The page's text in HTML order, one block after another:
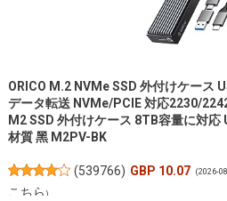
ORICO M.2 NVMe SSD 外付けケース
データ転送 NVMe/PCIE 対応2230/
M2 SSD 外付けケース 8TB容量に対応
材質 黑 M2PV-BK
(539766) GBP 10.07 (2026-
こちら)